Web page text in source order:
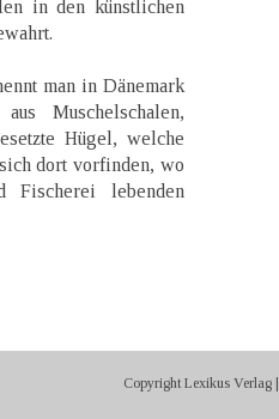
in den künstlichen
man in Dänemark
Muschelschalen,
Hügel, welche
dort vorfinden, wo
lebenden
Copyright Lexikus Verlag |